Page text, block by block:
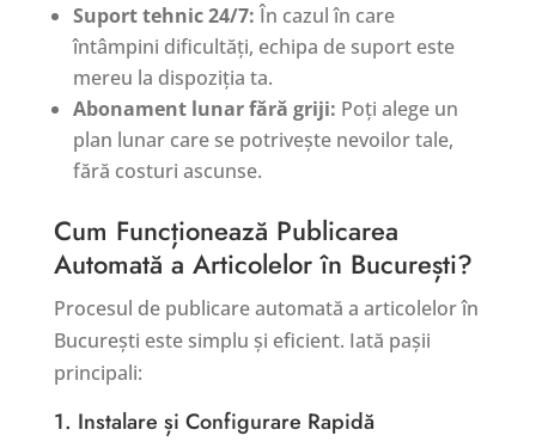
Suport tehnic 24/7:În cazul în care
întâmpini dificultăți, echipa de suport este
mereu la dispoziția ta.
Abonament lunar fără griji: Poți alege un
plan lunar care se potrivește nevoilor tale,
fără costuri ascunse.
Cum Funcționează Publicarea
Automată a Articolelor în București?
Procesul de publicare automată a articolelor în
București este simplu și eficient. Iată pașii
principali:
1. Instalare și Configurare Rapidă